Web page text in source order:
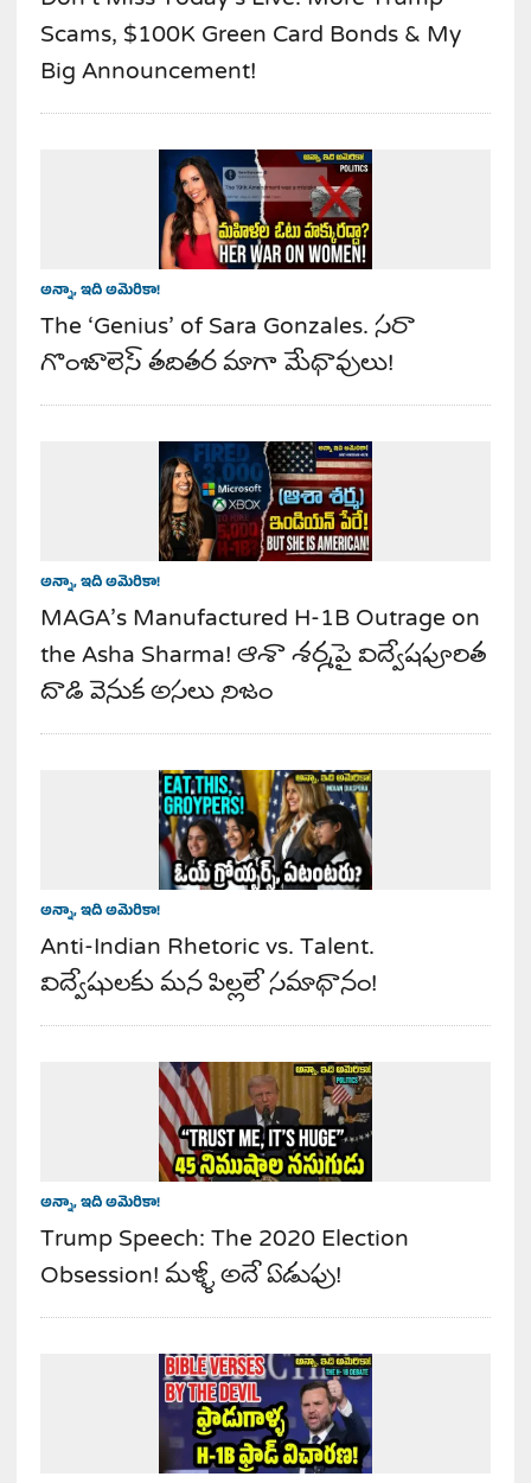
Scams, $100K Green Card Bonds & My
Big Announcement!
అన్నా, ఇది అమెరికా!
The ‘Genius’ of Sara Gonzales. సరా
గొంజాలెస్ తదితర మాగా మేధావులు!
అన్నా, ఇది అమెరికా!
MAGA’s Manufactured H-1B Outrage on
the Asha Sharma! ఆశా శర్మపై విద్వేషపూరిత
దాడి వెనుక అసలు నిజం
అన్నా, ఇది అమెరికా!
Anti-Indian Rhetoric vs. Talent.
విద్వేషులకు మన పిల్లలే సమాధానం!
అన్నా, ఇది అమెరికా!
Trump Speech: The 2020 Election
Obsession! మళ్ళీ అదే ఏడుపు!